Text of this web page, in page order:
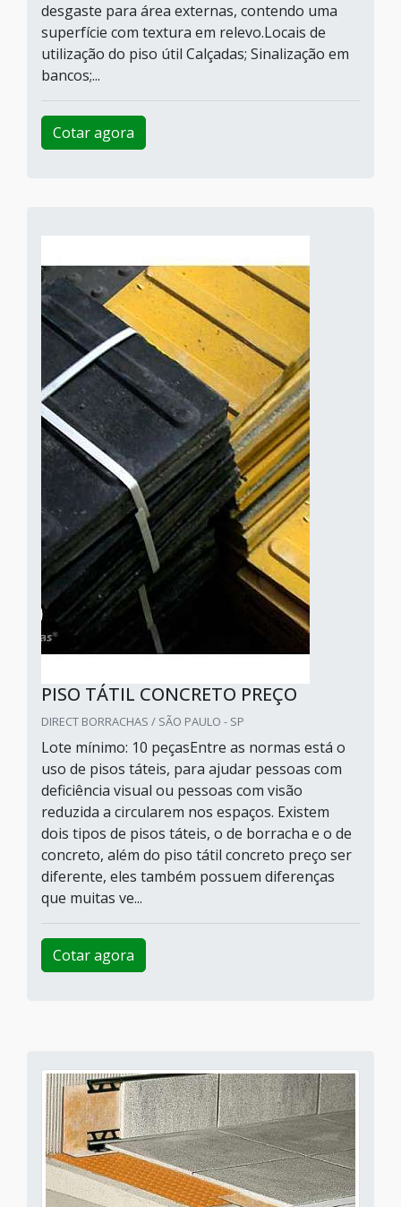
desgaste para área externas, contendo uma
superfície com textura em relevo.Locais de
utilização do piso útil Calçadas; Sinalização em
bancos;...
Cotar agora
PISO TÁTIL CONCRETO PREÇO
DIRECT BORRACHAS / SÃO PAULO - SP
Lote mínimo: 10 peçasEntre as normas está o
uso de pisos táteis, para ajudar pessoas com
deficiência visual ou pessoas com visão
reduzida a circularem nos espaços. Existem
dois tipos de pisos táteis, o de borracha e o de
concreto, além do piso tátil concreto preço ser
diferente, eles também possuem diferenças
que muitas ve...
Cotar agora